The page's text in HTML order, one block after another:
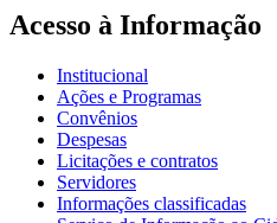
Acesso à Informação
Institucional
Ações e Programas
Convênios
Despesas
Licitações e contratos
Servidores
Informações classificadas